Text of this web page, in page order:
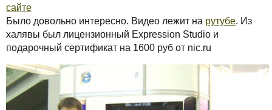
сайте
Было довольно интересно. Видео лежит на рутубе. Из
халявы был лицензионный Expression Studio и
подарочный сертификат на 1600 руб от nic.ru